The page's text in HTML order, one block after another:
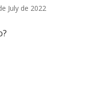
July de 2022